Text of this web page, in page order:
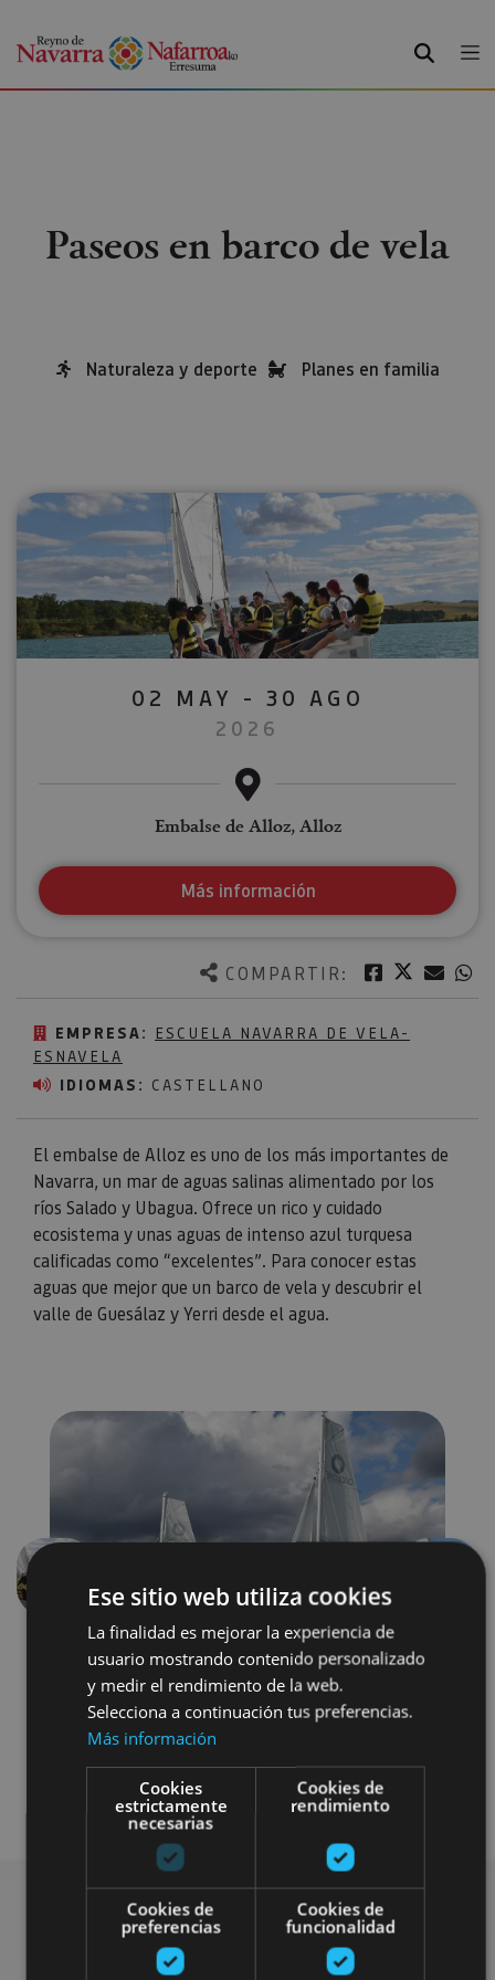
BUSCAR
Paseos en barco de vela
Naturaleza y deporte Planes en familia
COMPARTIR: Facebook
Twitter
EMPRESA:
ESCUELA NAVARRA DE VELA-
ESNAVELA
IDIOMAS: CASTELLANO
El embalse de Alloz es uno de los más importantes de
Navarra, un mar de aguas salinas alimentado por los
ríos Salado y Ubagua. Ofrece un rico y cuidado
ecosistema y unas aguas de intenso azul turquesa
calificadas como “excelentes”. Para conocer estas
aguas que mejor que un barco de vela y descubrir el
valle de Guesálaz y Yerri desde el agua.
02 MAY - 30 AGO
2026
Embalse de Alloz, Alloz
Más información
AnteriorEse sitio web utiliza cookies
La finalidad es mejorar la experiencia de
usuario mostrando contenido personalizado
y medir el rendimiento de la web.
Selecciona a continuación tus preferencias.
Más información
Cookies
estrictamente
necesarias
Cookies de
rendimiento
Cookies de
preferencias
Cookies de
funcionalidad